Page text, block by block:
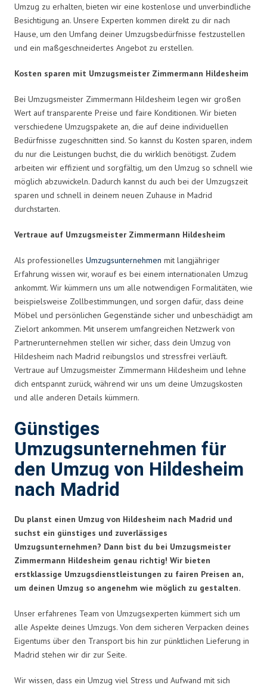
Umzug zu erhalten, bieten wir eine kostenlose und unverbindliche
Besichtigung an. Unsere Experten kommen direkt zu dir nach
Hause, um den Umfang deiner Umzugsbedürfnisse festzustellen
und ein maßgeschneidertes Angebot zu erstellen.
Kosten sparen mit Umzugsmeister Zimmermann Hildesheim
Bei Umzugsmeister Zimmermann Hildesheim legen wir großen
Wert auf transparente Preise und faire Konditionen. Wir bieten
verschiedene Umzugspakete an, die auf deine individuellen
Bedürfnisse zugeschnitten sind. So kannst du Kosten sparen, indem
du nur die Leistungen buchst, die du wirklich benötigst. Zudem
arbeiten wir effizient und sorgfältig, um den Umzug so schnell wie
möglich abzuwickeln. Dadurch kannst du auch bei der Umzugszeit
sparen und schnell in deinem neuen Zuhause in Madrid
durchstarten.
Vertraue auf Umzugsmeister Zimmermann Hildesheim
Als professionelles Umzugsunternehmen mit langjähriger
Erfahrung wissen wir, worauf es bei einem internationalen Umzug
ankommt. Wir kümmern uns um alle notwendigen Formalitäten, wie
beispielsweise Zollbestimmungen, und sorgen dafür, dass deine
Möbel und persönlichen Gegenstände sicher und unbeschädigt am
Zielort ankommen. Mit unserem umfangreichen Netzwerk von
Partnerunternehmen stellen wir sicher, dass dein Umzug von
Hildesheim nach Madrid reibungslos und stressfrei verläuft.
Vertraue auf Umzugsmeister Zimmermann Hildesheim und lehne
dich entspannt zurück, während wir uns um deine Umzugskosten
und alle anderen Details kümmern.
Günstiges
Umzugsunternehmen für
den Umzug von Hildesheim
nach Madrid
Du planst einen Umzug von Hildesheim nach Madrid und
suchst ein günstiges und zuverlässiges
Umzugsunternehmen? Dann bist du bei Umzugsmeister
Zimmermann Hildesheim genau richtig! Wir bieten
erstklassige Umzugsdienstleistungen zu fairen Preisen an,
um deinen Umzug so angenehm wie möglich zu gestalten.
Unser erfahrenes Team von Umzugsexperten kümmert sich um
alle Aspekte deines Umzugs. Von dem sicheren Verpacken deines
Eigentums über den Transport bis hin zur pünktlichen Lieferung in
Madrid stehen wir dir zur Seite.
Wir wissen, dass ein Umzug viel Stress und Aufwand mit sich